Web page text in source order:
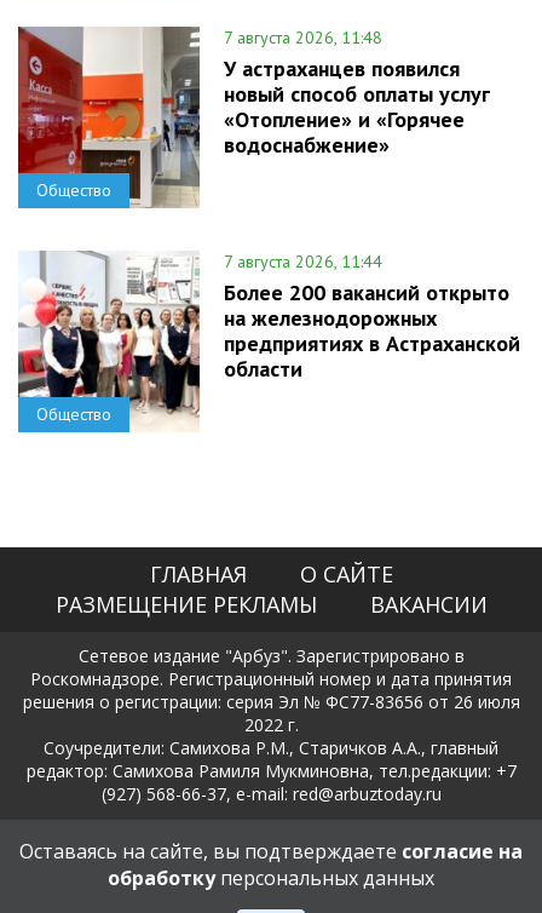
Общество
7 августа 2026, 11:48
У астраханцев появился
новый способ оплаты услуг
«Отопление» и «Горячее
водоснабжение»
Общество
7 августа 2026, 11:44
Более 200 вакансий открыто
на железнодорожных
предприятиях в Астраханской
области
ГЛАВНАЯ
О САЙТЕ
РАЗМЕЩЕНИЕ РЕКЛАМЫ
ВАКАНСИИ
Сетевое издание "Арбуз". Зарегистрировано в
Роскомнадзоре. Регистрационный номер и дата принятия
решения о регистрации: серия Эл № ФС77-83656 от 26 июля
2022 г.
Соучредители: Самихова Р.М., Старичков А.А., главный
редактор: Самихова Рамиля Мукминовна, тел.редакции: +7
(927) 568-66-37, e-mail: red@arbuztoday.ru
Политика в отношении обработки и защиты персональных
данных
Оставаясь на сайте, вы подтверждаете согласие на
обработкуперсональных данных